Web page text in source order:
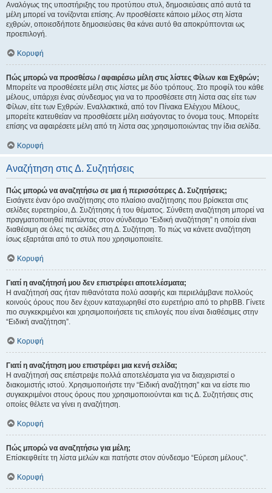
Αναλόγως της υποστήριξης του προτύπου στυλ, δημοσιεύσεις από αυτά τα
μέλη μπορεί να τονίζονται επίσης. Αν προσθέσετε κάποιο μέλος στη λίστα
εχθρών, οποιεσδήποτε δημοσιεύσεις θα κάνει αυτό θα αποκρύπτονται ως
προεπιλογή.
Κορυφή
Πώς μπορώ να προσθέσω / αφαιρέσω μέλη στις λίστες Φίλων και Εχθρών;
Μπορείτε να προσθέσετε μέλη στις λίστες με δύο τρόπους. Στο προφίλ του κάθε
μέλους, υπάρχει ένας σύνδεσμος για να το προσθέσετε στη λίστα σας είτε των
Φίλων, είτε των Εχθρών. Εναλλακτικά, από τον Πίνακα Ελέγχου Μέλους,
μπορείτε κατευθείαν να προσθέσετε μέλη εισάγοντας το όνομα τους. Μπορείτε
επίσης να αφαιρέσετε μέλη από τη λίστα σας χρησιμοποιώντας την ίδια σελίδα.
Κορυφή
Αναζήτηση στις Δ. Συζητήσεις
Πώς μπορώ να αναζητήσω σε μια ή περισσότερες Δ. Συζητήσεις;
Εισάγετε έναν όρο αναζήτησης στο πλαίσιο αναζήτησης που βρίσκεται στις
σελίδες ευρετηρίου, Δ. Συζήτησης ή του θέματος. Σύνθετη αναζήτηση μπορεί να
πραγματοποιηθεί πατώντας στον σύνδεσμο “Ειδική αναζήτηση” η οποία είναι
διαθέσιμη σε όλες τις σελίδες στη Δ. Συζήτηση. Το πώς να κάνετε αναζήτηση
ίσως εξαρτάται από το στυλ που χρησιμοποιείτε.
Κορυφή
Γιατί η αναζήτησή μου δεν επιστρέφει αποτελέσματα;
Η αναζήτησή σας ήταν πιθανότατα πολύ ασαφής και περιελάμβανε πολλούς
κοινούς όρους που δεν έχουν καταχωρηθεί στο ευρετήριο από το phpBB. Γίνετε
πιο συγκεκριμένοι και χρησιμοποιήσετε τις επιλογές που είναι διαθέσιμες στην
“Ειδική αναζήτηση”.
Κορυφή
Γιατί η αναζήτηση μου επιστρέφει μια κενή σελίδα;
Η αναζήτησή σας επέστρεψε πολλά αποτελέσματα για να διαχειριστεί ο
διακομιστής ιστού. Χρησιμοποιήστε την “Ειδική αναζήτηση” και να είστε πιο
συγκεκριμένοι στους όρους που χρησιμοποιούνται και τις Δ. Συζητήσεις στις
οποίες θέλετε να γίνει η αναζήτηση.
Κορυφή
Πώς μπορώ να αναζητήσω για μέλη;
Επίσκεφθείτε τη λίστα μελών και πατήστε στον σύνδεσμο “Εύρεση μέλους”.
Κορυφή